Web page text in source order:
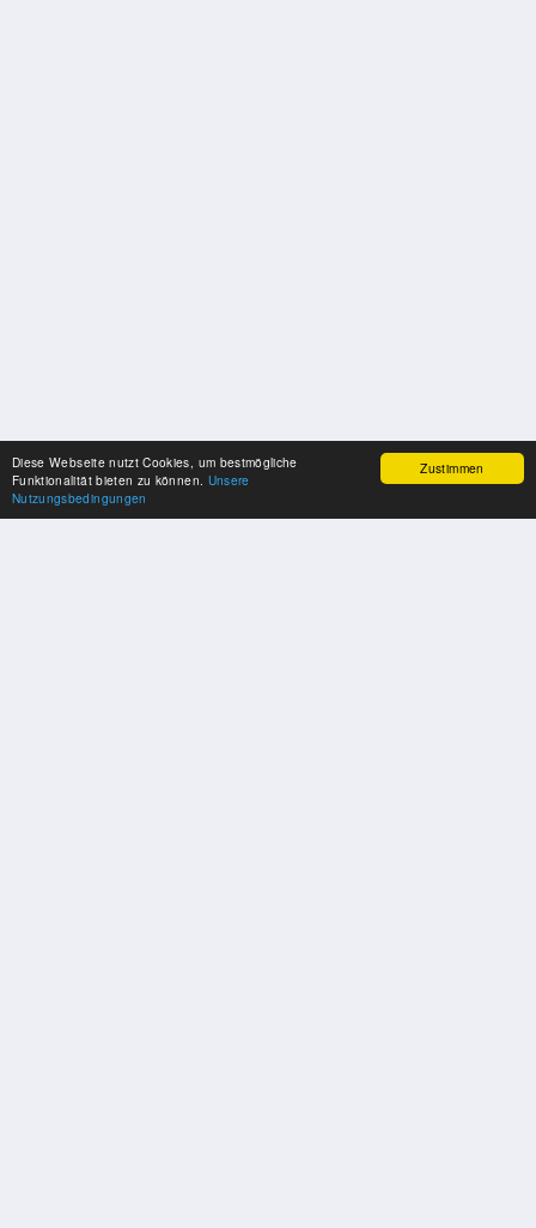
Zustimmen
Diese Webseite nutzt Cookies, um bestmögliche
Funktionalität bieten zu können. Unsere
Nutzungsbedingungen